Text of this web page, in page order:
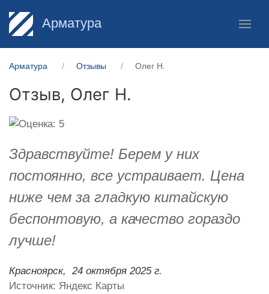
Арматура
Арматура Отзывы Олег Н.
Отзыв, Олег Н.
Здравствуйте! Берем у них
постоянно, все устраивает. Цена
ниже чем за гладкую китайскую
беспонтовую, а качество гораздо
лучше!
Красноярск,
24 октября 2025 г.
Источник: Яндекс Карты